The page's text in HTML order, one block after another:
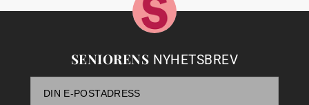
SENIORENS NYHETSBREV